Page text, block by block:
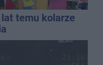
lat temu kolarze